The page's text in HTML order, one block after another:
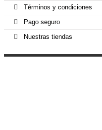
Términos y condiciones
Pago seguro
Nuestras tiendas